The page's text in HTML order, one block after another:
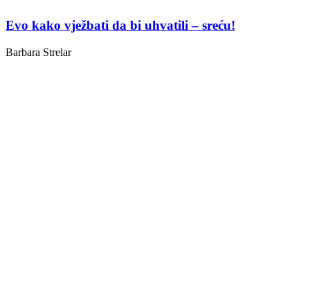
Evo kako vježbati da bi uhvatili – sreću!
Barbara Strelar